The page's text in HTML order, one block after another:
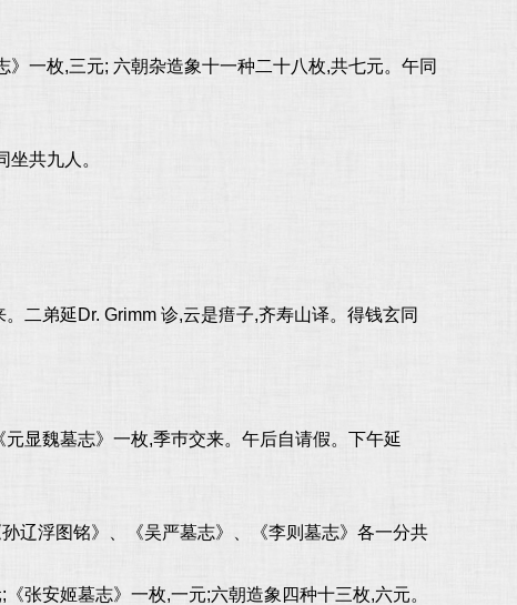
一枚,三元; 六朝杂造象十一种二十八枚,共七元。午同
共九人。
二弟延Dr. Grimm 诊,云是瘄子,齐寿山译。得钱玄同
显魏墓志》一枚,季巿交来。午后自请假。下午延
辽浮图铭》、《吴严墓志》、《李则墓志》各一分共
张安姬墓志》一枚,一元;六朝造象四种十三枚,六元。